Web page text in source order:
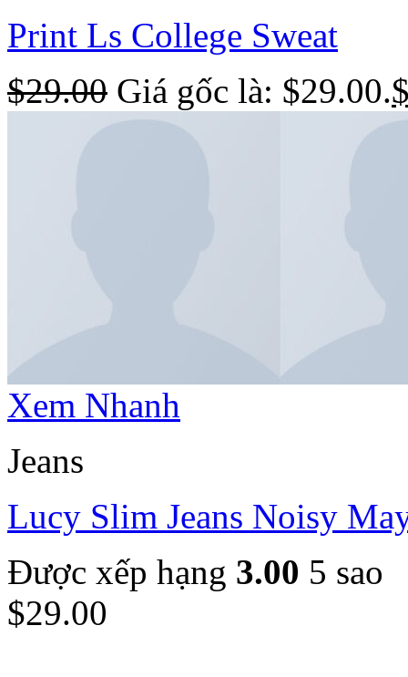
Print Ls College Sweat
$29.00 Giá gốc là: $29.00.
Xem Nhanh
Jeans
Lucy Slim Jeans Noisy
Được xếp hạng 3.00 5 sao
$29.00